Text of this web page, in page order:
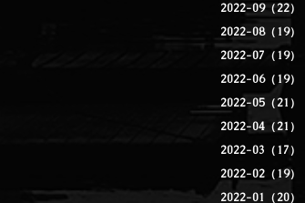
2022-09（22）
2022-08（19）
2022-07（19）
2022-06（19）
2022-05（21）
2022-04（21）
2022-03（17）
2022-02（19）
2022-01（20）